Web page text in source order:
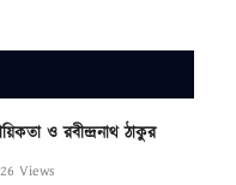
ও রবীন্দ্রনাথ ঠাকুর
Views